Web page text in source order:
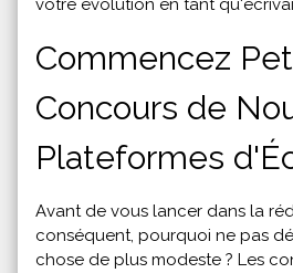
votre évolution en tant
Commencez
Concours de
Plateformes
Avant de vous lancer dans la
conséquent, pourquoi ne pas
chose de plus modeste ? Les